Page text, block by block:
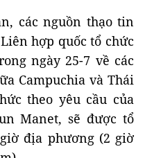
các nguồn thạo tin
hợp quốc tổ chức
ngày 25-7 về các
Campuchia và Thái
theo yêu cầu của
Manet, sẽ được tổ
địa phương (2 giờ